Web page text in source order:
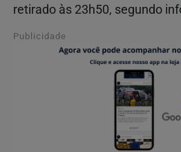
retirado às 23h50, segundo
Publicidade